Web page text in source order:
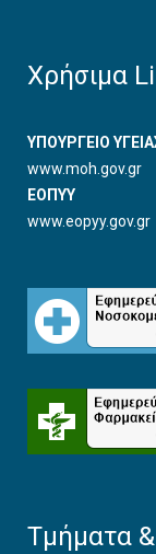
Χρήσιμα
ΥΠΟΥΡΓΕΙΟ
www.moh.gov.gr
ΕΟΠΥΥ
www.eopyy.gov.gr
Τμήματα